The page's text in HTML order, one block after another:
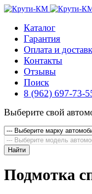
Каталог
Гарантия
Оплата и
Контакты
Отзывы
Поиск
8 (962) 697-73-
Выберите свой
Найти
Подмотка